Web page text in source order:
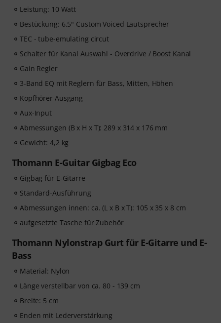
Leistung: 10 Watt
Bestückung: 6.5" Custom Voiced Lautsprecher
TEC - tube-emulating circut
Schalter für Kanal Auswahl - Overdrive / Boost Kanal
Gain Regler
3-Band EQ mit Reglern für Bass, Mitten, Höhen
Kopfhörer Ausgang
Aux-Input
Abmessungen (B x H x T): 289 x 314 x 176 mm
Gewicht: 4,2 kg
Thomann E-Guitar Gigbag Eco
Gigbag für E-Gitarre
Standard-Ausführung
Abmessungen innen: ca. (L x B x T): 105 x 35 x 8 cm
aufgesetzte Tasche für Zubehör
Thomann Nylonstrap Gurt für E-Gitarre und E-
Bass
Material: Nylon
Länge verstellbar von ca. 80 - 139 cm
Breite: 5 cm
Enden mit Lederverstärkung